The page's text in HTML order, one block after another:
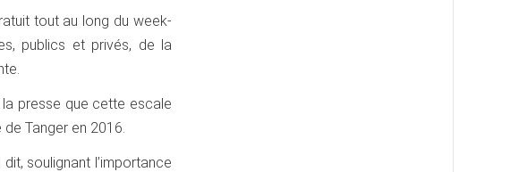
tout au long du week-
publics et privés, de la
presse que cette escale
Tanger en 2016.
soulignant l’importance